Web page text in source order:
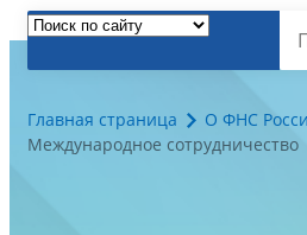
Главная страница
О ФНС
Международное сотрудничество